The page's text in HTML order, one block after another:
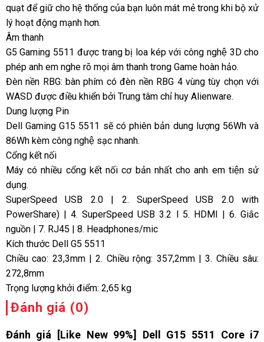
quạt để giữ cho hệ thống của bạn luôn mát mẻ trong khi bộ xử
lý hoạt động mạnh hơn.
Âm thanh
G5 Gaming 5511 được trang bị loa kép với công nghệ 3D cho
phép anh em nghe rõ mọi âm thanh trong Game hoàn hảo.
Đèn nền RBG: bàn phím có đèn nền RBG 4 vùng tùy chọn với
WASD được điều khiển bởi Trung tâm chỉ huy Alienware.
Dung lượng Pin
Dell Gaming G15 5511 sẽ có phiên bản dung lượng 56Wh và
86Wh kèm công nghệ sạc nhanh.
Cổng kết nối
Máy có nhiều cổng kết nối cơ bản nhất cho anh em tiện sử
dụng.
SuperSpeed USB 2.0 | 2. SuperSpeed USB 2.0 with
PowerShare) | 4. SuperSpeed USB 3.2 l 5. HDMI | 6. Giắc
nguồn | 7. RJ45 | 8. Headphones/mic
Kích thước Dell G5 5511
Chiều cao: 23,3mm | 2. Chiều rộng: 357,2mm | 3. Chiều sâu:
272,8mm
Trọng lượng khởi điểm: 2,65 kg
Đánh giá (0)
Đánh giá [Like New 99%] Dell G15 5511 Core i7